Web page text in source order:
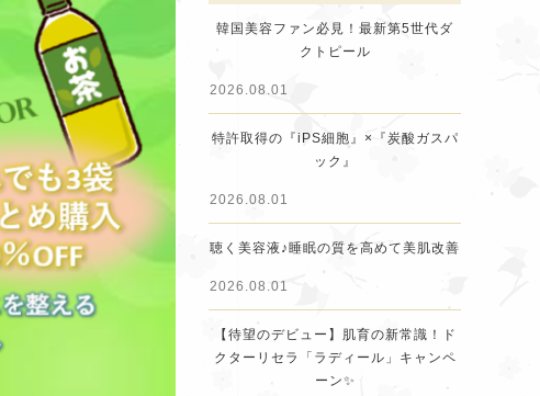
韓国美容ファン必見！最新第5世代ダ
クトピール
2026.08.01
特許取得の『iPS細胞』×『炭酸ガスパ
ック』
2026.08.01
聴く美容液♪睡眠の質を高めて美肌改善
2026.08.01
【待望のデビュー】肌育の新常識！ド
クターリセラ「ラディール」キャンペ
ーン✨